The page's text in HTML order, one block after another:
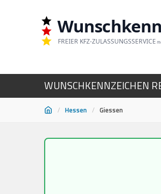
FREIER KFZ-ZULASSUNGSSERVICE
WUNSCHKENNZEICHEN
/ Hessen / Giessen